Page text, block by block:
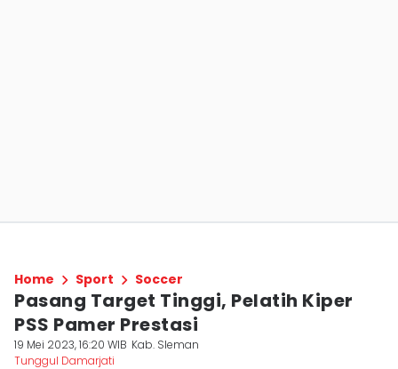
Home Sport Soccer
Pasang Target Tinggi, Pelatih Kiper
PSS Pamer Prestasi
19 Mei 2023, 16:20 WIB Kab. Sleman
Tunggul Damarjati